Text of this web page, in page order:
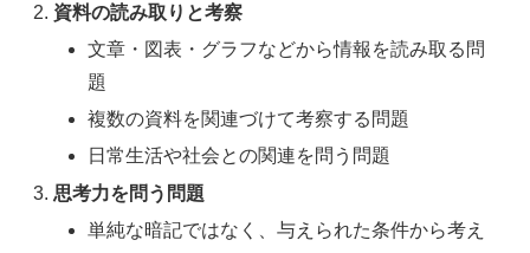
資料の読み取りと考察
文章・図表・グラフなどから情報を読み取る問
題
複数の資料を関連づけて考察する問題
日常生活や社会との関連を問う問題
思考力を問う問題
単純な暗記ではなく、与えられた条件から考え